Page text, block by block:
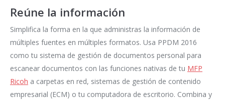
Reúne la información
Simplifica la forma en la que administras la información de
múltiples fuentes en múltiples formatos. Usa PPDM 2016
como tu sistema de gestión de documentos personal para
escanear documentos con las funciones nativas de tu MFP
Ricoh a carpetas en red, sistemas de gestión de contenido
empresarial (ECM) o tu computadora de escritorio. Combina y